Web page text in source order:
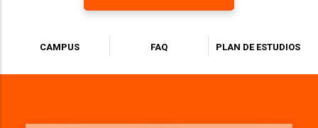
CAMPUS FAQ PLAN DE ESTUDIOS